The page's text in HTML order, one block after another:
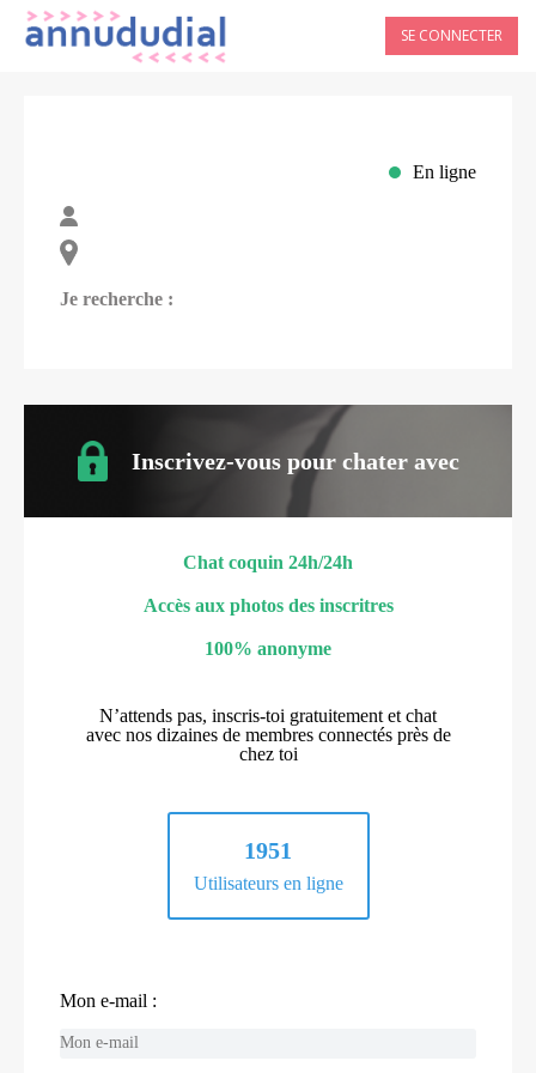
SE CONNECTER
En ligne
Je recherche :
Inscrivez-vous pour chater avec
Chat coquin 24h/24h
Accès aux photos des inscritres
100% anonyme
N’attends pas, inscris-toi gratuitement et chat
avec nos dizaines de membres connectés près de
chez toi
1951
Utilisateurs en ligne
Mon e-mail :